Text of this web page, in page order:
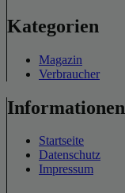
Kategorien
Magazin
Verbraucher
Informationen
Startseite
Datenschutz
Impressum